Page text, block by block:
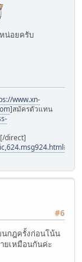
น่อยครับ
www.xn-
]สมัครตัวแทน
direct]
#6
นกฎครั้งก่อนโน้น
ยเหมือนกันค่ะ